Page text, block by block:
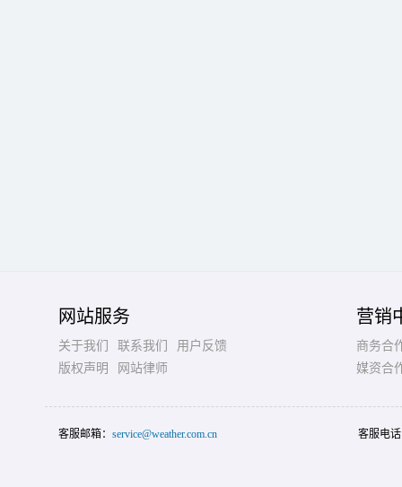
网站服务
关于我们 联系我们
用户反馈
版权声明
网站律师
营销
商务合
媒资合
客服邮箱： service@weather.com.cn 客服电